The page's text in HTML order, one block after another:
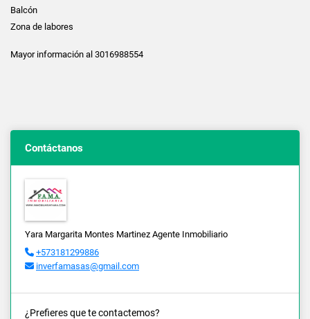
Balcón
Zona de labores
Mayor información al 3016988554
Contáctanos
Yara Margarita Montes Martinez Agente Inmobiliario
+573181299886
inverfamasas@gmail.com
¿Prefieres que te contactemos?